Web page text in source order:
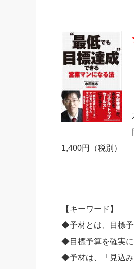
1,400円（税別）
【キーワード】
◆予材とは、目標予
◆目標予算を確実
◆予材は、「見込